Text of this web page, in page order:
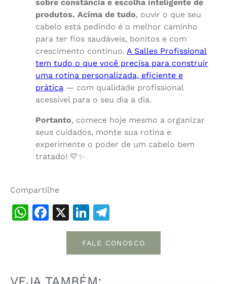
sobre constância e escolha inteligente de
produtos. Acima de tudo, ouvir o que seu
cabelo está pedindo é o melhor caminho
para ter fios saudáveis, bonitos e com
crescimento contínuo. A Salles Profissional
tem tudo o que você precisa para construir
uma rotina personalizada, eficiente e
prática — com qualidade profissional
acessível para o seu dia a dia.
Portanto, comece hoje mesmo a organizar
seus cuidados, monte sua rotina e
experimente o poder de um cabelo bem
tratado! 💛✨
Compartilhe
WhatsApp
Facebook
X LinkedIn
FALE CONOSCO